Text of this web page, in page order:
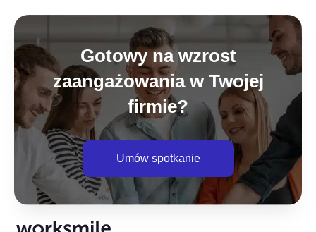
Gotowy na wzrost
zaangażowania w Twojej
firmie?
Umów spotkanie